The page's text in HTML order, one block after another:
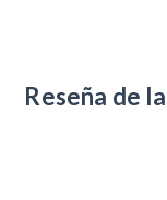
Reseña de